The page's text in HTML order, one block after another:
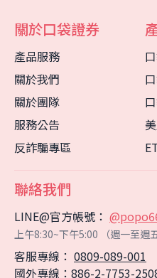
客服中心
關於口袋證券
產品服務
關於我們
關於團隊
服務公告
反詐騙專區
聯絡我們
LINE@官方帳號：
上午8:30~下午5:00 （週一至週
客服專線： 0809-089-001
國外專線：886-2-7753-